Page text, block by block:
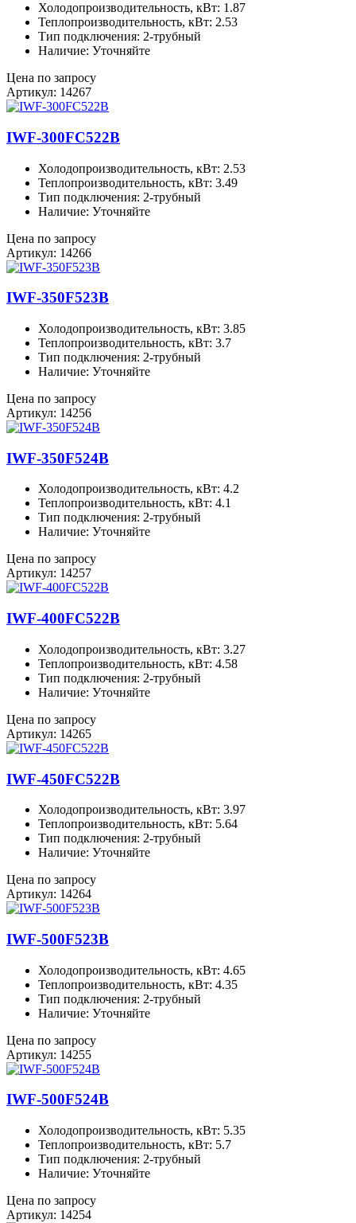
Холодопроизводительность, кВт: 1.87
Теплопроизводительность, кВт: 2.53
Тип подключения: 2-трубный
Наличие: Уточняйте
Цена по запросу
Артикул: 14267
IWF-300FC522B
Холодопроизводительность, кВт: 2.53
Теплопроизводительность, кВт: 3.49
Тип подключения: 2-трубный
Наличие: Уточняйте
Цена по запросу
Артикул: 14266
IWF-350F523B
Холодопроизводительность, кВт: 3.85
Теплопроизводительность, кВт: 3.7
Тип подключения: 2-трубный
Наличие: Уточняйте
Цена по запросу
Артикул: 14256
IWF-350F524B
Холодопроизводительность, кВт: 4.2
Теплопроизводительность, кВт: 4.1
Тип подключения: 2-трубный
Наличие: Уточняйте
Цена по запросу
Артикул: 14257
IWF-400FC522B
Холодопроизводительность, кВт: 3.27
Теплопроизводительность, кВт: 4.58
Тип подключения: 2-трубный
Наличие: Уточняйте
Цена по запросу
Артикул: 14265
IWF-450FC522B
Холодопроизводительность, кВт: 3.97
Теплопроизводительность, кВт: 5.64
Тип подключения: 2-трубный
Наличие: Уточняйте
Цена по запросу
Артикул: 14264
IWF-500F523B
Холодопроизводительность, кВт: 4.65
Теплопроизводительность, кВт: 4.35
Тип подключения: 2-трубный
Наличие: Уточняйте
Цена по запросу
Артикул: 14255
IWF-500F524B
Холодопроизводительность, кВт: 5.35
Теплопроизводительность, кВт: 5.7
Тип подключения: 2-трубный
Наличие: Уточняйте
Цена по запросу
Артикул: 14254